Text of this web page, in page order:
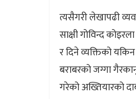
त्यसैगरी लेखापढी
साक्षी गोविन्द
र दिने व्यक्तिको
बराबरको जग्गा
गरेको अख्तियारको